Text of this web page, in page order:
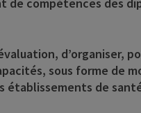
d’organiser,
sous forme de
établissements de